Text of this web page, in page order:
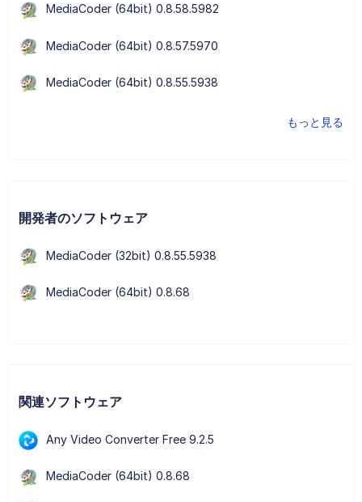
MediaCoder (64bit) 0.8.58.5982
MediaCoder (64bit) 0.8.57.5970
MediaCoder (64bit) 0.8.55.5938
もっと見る
開発者のソフトウェア
MediaCoder (32bit) 0.8.55.5938
MediaCoder (64bit) 0.8.68
関連ソフトウェア
Any Video Converter Free 9.2.5
MediaCoder (64bit) 0.8.68